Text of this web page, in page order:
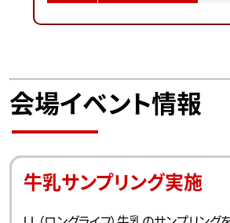
会場イベント情報
牛乳サンプリング実施